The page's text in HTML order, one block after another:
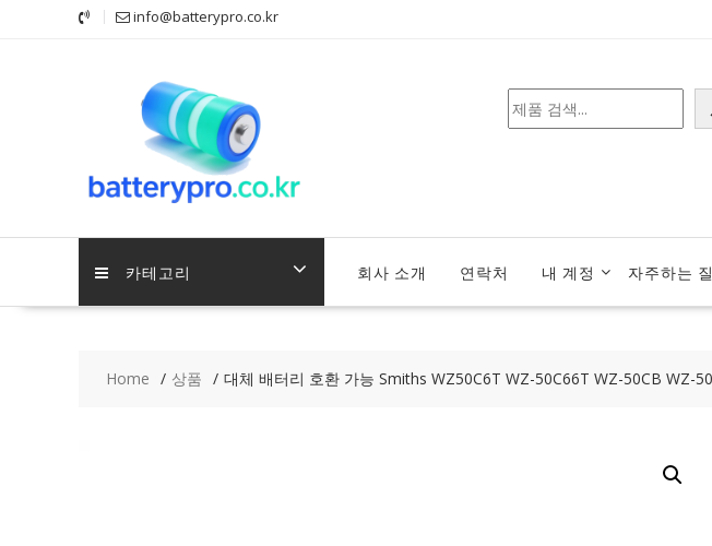
info@batterypro.co.kr
검
색
카테고리 회사 소개 연락처 내 계정 자주하는
Home 상품 대체 배터리 호환 가능 Smiths WZ50C6T WZ-50C66T WZ-50CB WZ-